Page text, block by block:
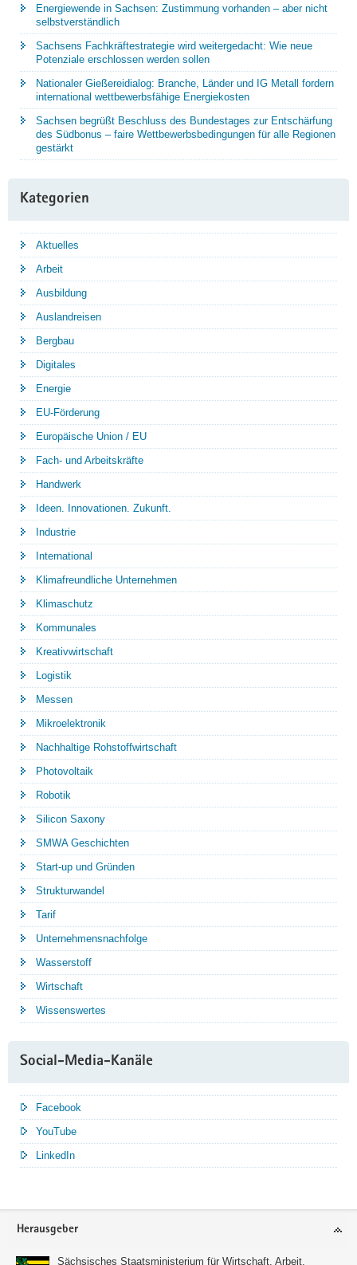
Energiewende in Sachsen: Zustimmung vorhanden – aber nicht
selbstverständlich
Sachsens Fachkräftestrategie wird weitergedacht: Wie neue
Potenziale erschlossen werden sollen
Nationaler Gießereidialog: Branche, Länder und IG Metall fordern
international wettbewerbsfähige Energiekosten
Sachsen begrüßt Beschluss des Bundestages zur Entschärfung
des Südbonus – faire Wettbewerbsbedingungen für alle Regionen
gestärkt
Kategorien
Aktuelles
Arbeit
Ausbildung
Auslandreisen
Bergbau
Digitales
Energie
EU-Förderung
Europäische Union / EU
Fach- und Arbeitskräfte
Handwerk
Ideen. Innovationen. Zukunft.
Industrie
International
Klimafreundliche Unternehmen
Klimaschutz
Kommunales
Kreativwirtschaft
Logistik
Messen
Mikroelektronik
Nachhaltige Rohstoffwirtschaft
Photovoltaik
Robotik
Silicon Saxony
SMWA Geschichten
Start-up und Gründen
Strukturwandel
Tarif
Unternehmensnachfolge
Wasserstoff
Wirtschaft
Wissenswertes
Social-Media-Kanäle
Facebook
YouTube
LinkedIn
Service
Herausgeber
Sächsisches Staatsministerium für Wirtschaft, Arbeit,